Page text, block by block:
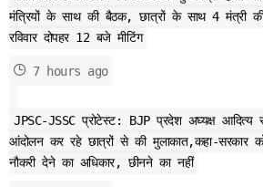
मंत्रियों के साथ की बैठक, छात्रों के साथ 4 मंत्री
रविवार दोपहर 12 बजे मीटिंग
7 hours ago
JPSC-JSSC प्रोटेस्ट: BJP प्रदेश अघ्यक्ष आदित्य
आंदोलन कर रहे छात्रों से की मुलाकात,कहा-सरकार
नौकरी देने का अधिकार, छीनने का नहीं